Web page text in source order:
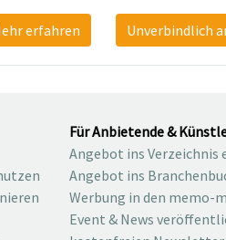
erfahren Unverbindlich
Für Anbietende &
Angebot ins Verzeichnis
Angebot ins
Werbung in den memo-
Event & News